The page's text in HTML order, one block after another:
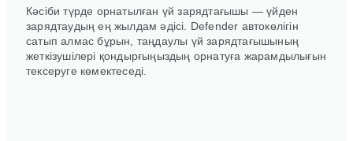
Кәсіби түрде орнатылған үй зарядтағышы — үйден
зарядтаудың ең жылдам әдісі. Defender автокөлігін
сатып алмас бұрын, таңдаулы үй зарядтағышының
жеткізушілері қондырғыңыздың орнатуға жарамдылығын
тексеруге көмектеседі.